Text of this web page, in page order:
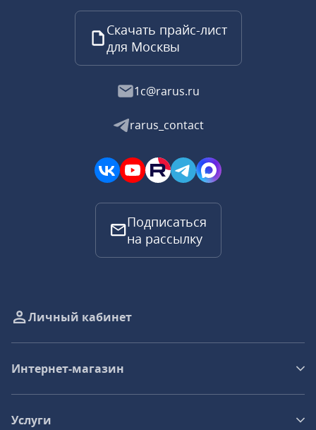
Скачать прайс-лист
для Москвы
1c@rarus.ru
rarus_contact
Подписаться
на рассылку
Личный кабинет
Интернет-магазин
Услуги